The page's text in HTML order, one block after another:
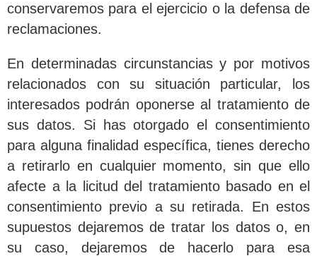
conservaremos para el ejercicio o la defensa de
reclamaciones.
En determinadas circunstancias y por motivos
relacionados con su situación particular, los
interesados podrán oponerse al tratamiento de
sus datos. Si has otorgado el consentimiento
para alguna finalidad específica, tienes derecho
a retirarlo en cualquier momento, sin que ello
afecte a la licitud del tratamiento basado en el
consentimiento previo a su retirada. En estos
supuestos dejaremos de tratar los datos o, en
su caso, dejaremos de hacerlo para esa